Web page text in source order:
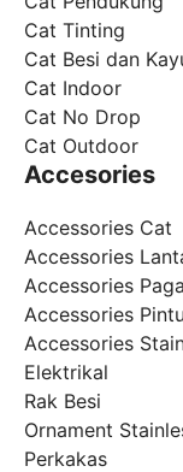
Cat Tinting
Cat Besi dan
Cat Indoor
Cat No Drop
Cat Outdoor
Accesories
Accessories Cat
Accessories
Accessories
Accessories
Accessories
Elektrikal
Rak Besi
Ornament
Perkakas